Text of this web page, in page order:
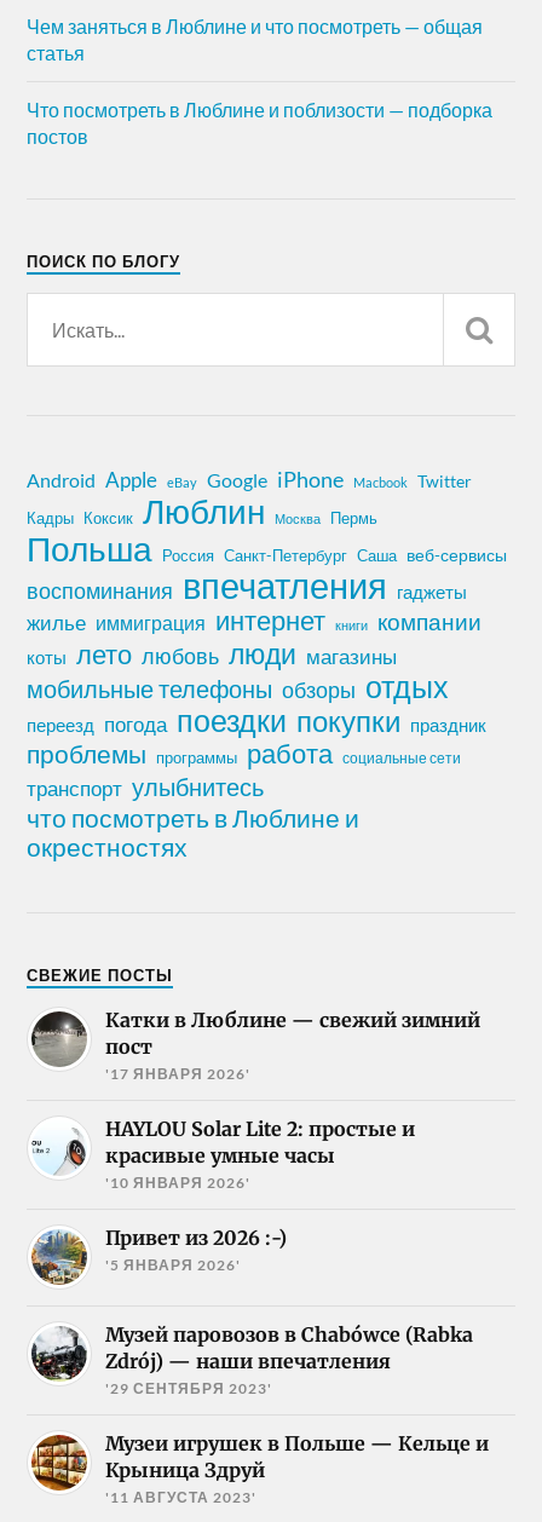
Чем заняться в Люблине и что посмотреть — общая
статья
Что посмотреть в Люблине и поблизости — подборка
постов
ПОИСК ПО БЛОГУ
Android Apple eBay Google iPhone Macbook Twitter
Кадры Коксик Люблин Москва Пермь
Польша Россия Санкт-Петербург Саша веб-сервисы
воспоминания впечатления гаджеты
жилье иммиграция интернет книги компании
коты лето любовь люди магазины
мобильные телефоны обзоры отдых
переезд погода поездки покупки праздник
проблемы программы работа социальные сети
транспорт улыбнитесь
что посмотреть в Люблине и
окрестностях
СВЕЖИЕ ПОСТЫ
Катки в Люблине — свежий зимний
пост
'17 ЯНВАРЯ 2026'
HAYLOU Solar Lite 2: простые и
красивые умные часы
'10 ЯНВАРЯ 2026'
Привет из 2026 :-)
'5 ЯНВАРЯ 2026'
Музей паровозов в Chabówce (Rabka
Zdrój) — наши впечатления
'29 СЕНТЯБРЯ 2023'
Музеи игрушек в Польше — Кельце и
Крыница Здруй
'11 АВГУСТА 2023'